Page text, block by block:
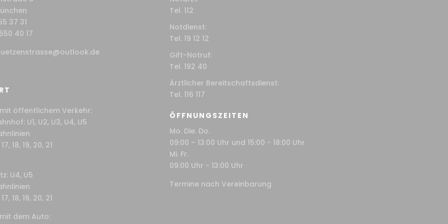
37 31
40 17
öffentlichem Verkehr:
U1, U2, U3, U4, U5
18, 19, 20, 21
U4, U5
18, 19, 20, 21
dem Auto:
Tel. 112
Notdienst:
Tel. 19 12 12
Gift-Notruf:
Tel. 192 40
Ärztlicher Bereitschaftsdienst:
Tel. 116 117
ÖFFNUNGSZEITEN
Mo. Die. Do.
09:00 – 13:00 Uhr und 15:00 - 18:00 Uhr
Mi. Fr.
09:00 Uhr - 13:00 Uhr
Termine nach Vereinbarung